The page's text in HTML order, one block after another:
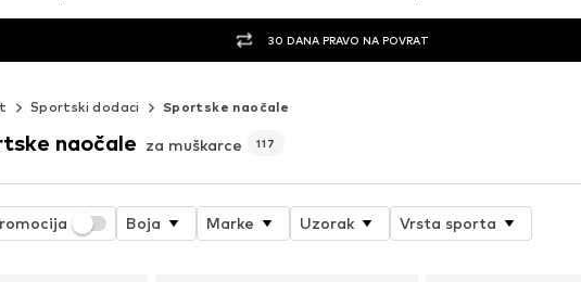
30 DANA PRAVO NA POVRAT
Sportski dodaci Sportske naočale
naočale za muškarce 117
Boja Marke Uzorak Vrsta sporta